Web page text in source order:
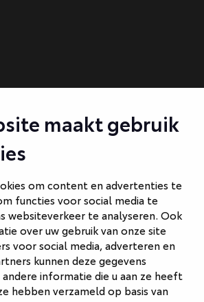
maakt gebruik
om content en advertenties te
functies voor social media te
websiteverkeer te analyseren. Ook
over uw gebruik van onze site
voor social media, adverteren en
kunnen deze gegevens
informatie die u aan ze heeft
hebben verzameld op basis van